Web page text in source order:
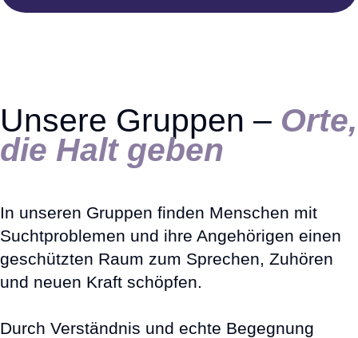
Unsere Gruppen – Orte,
die Halt geben
In unseren Gruppen finden Menschen mit
Suchtproblemen und ihre Angehörigen einen
geschützten Raum zum Sprechen, Zuhören
und neuen Kraft schöpfen.
Durch Verständnis und echte Begegnung